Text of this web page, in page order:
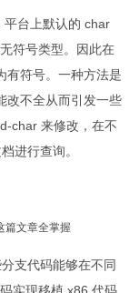
平台上默认的 char
符号类型。因此在
有符号。一种方法是
改不全从而引发一些
char 来修改，在不
进行查询。
支代码能够在不同